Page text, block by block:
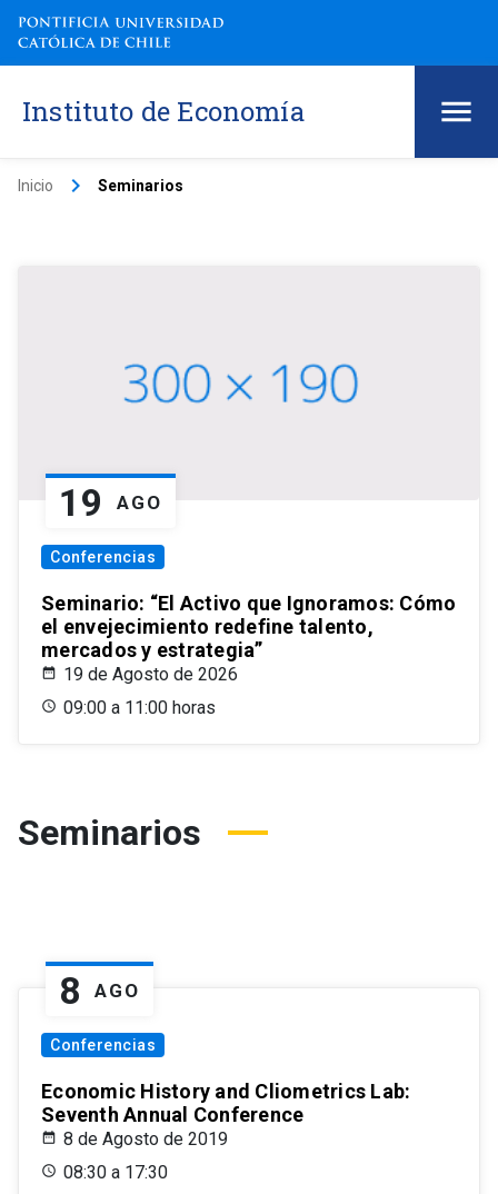
Instituto de Economía
Inicio keyboard_arrow_right Seminarios
19 AGO
Conferencias
Seminario: “El Activo que Ignoramos: Cómo
el envejecimiento redefine talento,
mercados y estrategia”
19 de Agosto de 2026
09:00 a 11:00 horas
Seminarios
8 AGO
Conferencias
Economic History and Cliometrics Lab:
Seventh Annual Conference
8 de Agosto de 2019
08:30 a 17:30